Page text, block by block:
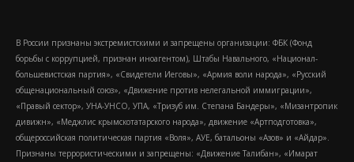
В России признаны экстремистскими и запрещены организации: ФБК (Фонд
борьбы с коррупцией, признан иноагентом), Штабы Навального, «Национал-
большевистская партия», «Свидетели Иеговы», «Армия воли народа», «Русский
общенациональный союз», «Движение против нелегальной иммиграции»,
«Правый сектор», УНА-УНСО, УПА, «Тризуб им. Степана Бандеры», «Мизантропик
дивижн», «Меджлис крымскотатарского народа», движение «Артподготовка»,
общероссийская политическая партия «Воля», АУЕ, батальоны «Азов» и «Айдар».
Признаны террористическими и запрещены: «Движение Талибан», «Имарат